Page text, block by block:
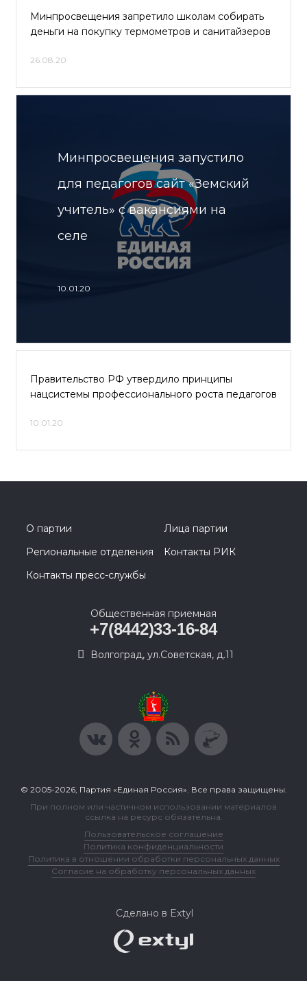
Минпросвещения запретило школам собирать
деньги на покупку термометров и санитайзеров
26.08.20
Минпросвещения запустило
для педагогов сайт «Земский
учитель» с вакансиями на
селе
10.01.20
Правительство РФ утвердило принципы
нацсистемы профессионального роста педагогов
10.01.20
О партии
Лица партии
Региональные отделения
Контакты РИК
Контакты пресс-службы
Общественная приемная
+7(8442)33-16-84
Волгоград, ул.Советская, д.11
© 2005-2026, Партия «Единая Россия». Все права защищены.
При полном или частичном использовании материалов
ссылка на ресурс обязательна.
Пользовательское соглашение
Политика конфиденциальности
Политика в отношении обработки персональных данных
Согласие на обработку персональных данных
Сделано в Extyl